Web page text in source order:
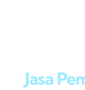
Jasa